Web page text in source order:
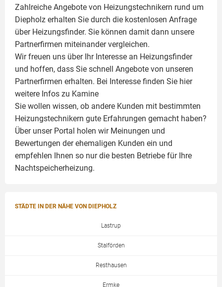
Zahlreiche Angebote von Heizungstechnikern rund um
Diepholz erhalten Sie durch die kostenlosen Anfrage
über Heizungsfinder. Sie können damit dann unsere
Partnerfirmen miteinander vergleichen.
Wir freuen uns über Ihr Interesse an Heizungsfinder
und hoffen, dass Sie schnell Angebote von unseren
Partnerfirmen erhalten. Bei Interesse finden Sie hier
weitere Infos zu Kamine
Sie wollen wissen, ob andere Kunden mit bestimmten
Heizungstechnikern gute Erfahrungen gemacht haben?
Über unser Portal holen wir Meinungen und
Bewertungen der ehemaligen Kunden ein und
empfehlen Ihnen so nur die besten Betriebe für Ihre
Nachtspeicherheizung.
STÄDTE IN DER NÄHE VON DIEPHOLZ
Lastrup
Stalförden
Resthausen
Ermke